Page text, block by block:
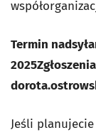
Termin
2025
Jeśli